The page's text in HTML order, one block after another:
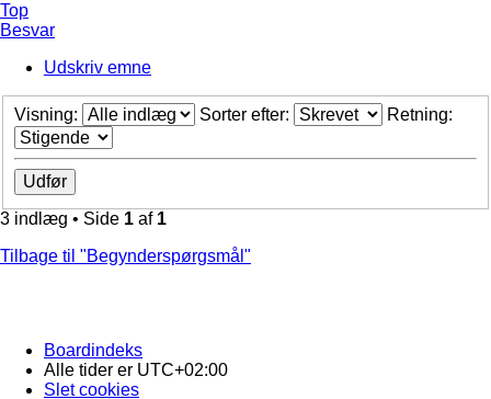
Top
Besvar
Udskriv emne
Visning: Sorter efter: Retning:
3 indlæg • Side 1 af 1
Tilbage til "Begynderspørgsmål"
Boardindeks
Alle tider er UTC+02:00
Slet cookies